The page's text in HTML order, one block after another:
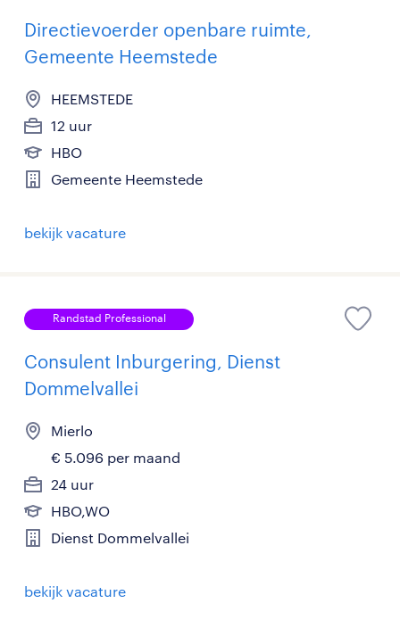
Directievoerder openbare ruimte,
Gemeente Heemstede
HEEMSTEDE
12 uur
HBO
Gemeente Heemstede
bekijk vacature
Randstad Professional
Consulent Inburgering, Dienst
Dommelvallei
Mierlo
€ 5.096 per maand
24 uur
HBO,WO
Dienst Dommelvallei
bekijk vacature